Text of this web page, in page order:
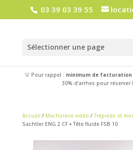
03 39 03 39 55
Sélectionner une page
💡 Pour rappel : minimum de facturation
30% d'arrhes pour réserver
Accueil / Machinerie vidéo /Trépieds et
Sachtler ENG 2 CF + Tête fluide FSB 10